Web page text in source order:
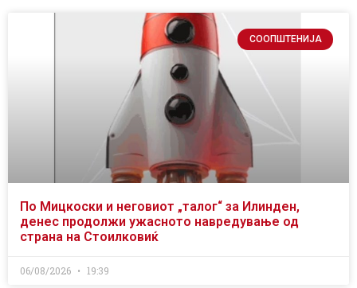
СООПШТЕНИЈА
По Мицкоски и неговиот „талог“ за Илинден,
денес продолжи ужасното навредување од
страна на Стоилковиќ
06/08/2026 19:39